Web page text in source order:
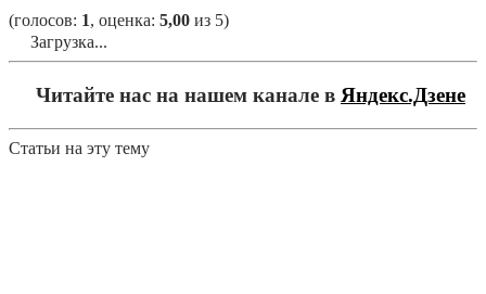
(голосов: 1, оценка: 5,00 из 5)
Загрузка...
Читайте нас на нашем канале в Яндекс.Дзене
Статьи на эту тему